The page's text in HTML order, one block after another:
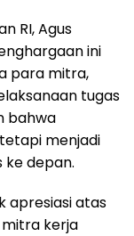
RI, Agus
ini
para mitra,
tugas
bahwa
menjadi
depan.
apresiasi atas
kerja